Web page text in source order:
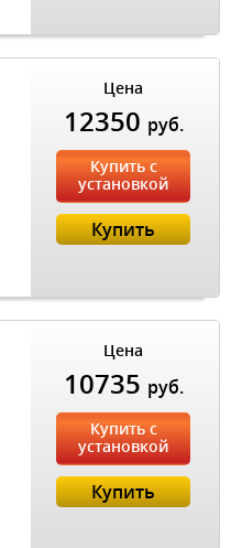
Цена
12350 руб.
Купить с
установкой
Купить
Цена
10735 руб.
Купить с
установкой
Купить